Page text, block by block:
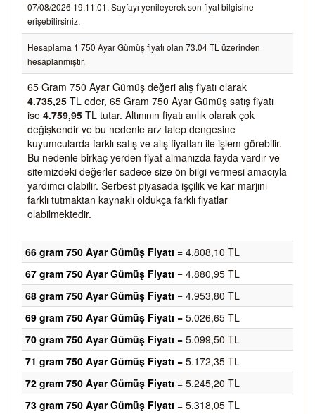
07/08/2026 19:11:01. Sayfayı yenileyerek son fiyat bilgisine
erişebilirsiniz.
Hesaplama 1 750 Ayar Gümüş fiyatı olan 73.04 TL üzerinden
hesaplanmıştır.
65 Gram 750 Ayar Gümüş değeri alış fiyatı olarak
4.735,25 TL eder, 65 Gram 750 Ayar Gümüş satış fiyatı
ise 4.759,95 TL tutar. Altınının fiyatı anlık olarak çok
değişkendir ve bu nedenle arz talep dengesine
kuyumcularda farklı satış ve alış fiyatları ile işlem görebilir.
Bu nedenle birkaç yerden fiyat almanızda fayda vardır ve
sitemizdeki değerler sadece size ön bilgi vermesi amacıyla
yardımcı olabilir. Serbest piyasada işçilik ve kar marjını
farklı tutmaktan kaynaklı oldukça farklı fiyatlar
olabilmektedir.
66 gram 750 Ayar Gümüş Fiyatı = 4.808,10 TL
67 gram 750 Ayar Gümüş Fiyatı = 4.880,95 TL
68 gram 750 Ayar Gümüş Fiyatı = 4.953,80 TL
69 gram 750 Ayar Gümüş Fiyatı = 5.026,65 TL
70 gram 750 Ayar Gümüş Fiyatı = 5.099,50 TL
71 gram 750 Ayar Gümüş Fiyatı = 5.172,35 TL
72 gram 750 Ayar Gümüş Fiyatı = 5.245,20 TL
73 gram 750 Ayar Gümüş Fiyatı = 5.318,05 TL